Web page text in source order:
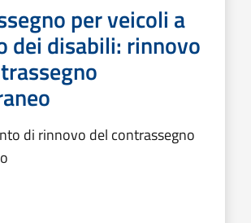
per veicoli a
dei disabili: rinnovo
di rinnovo del contrassegno